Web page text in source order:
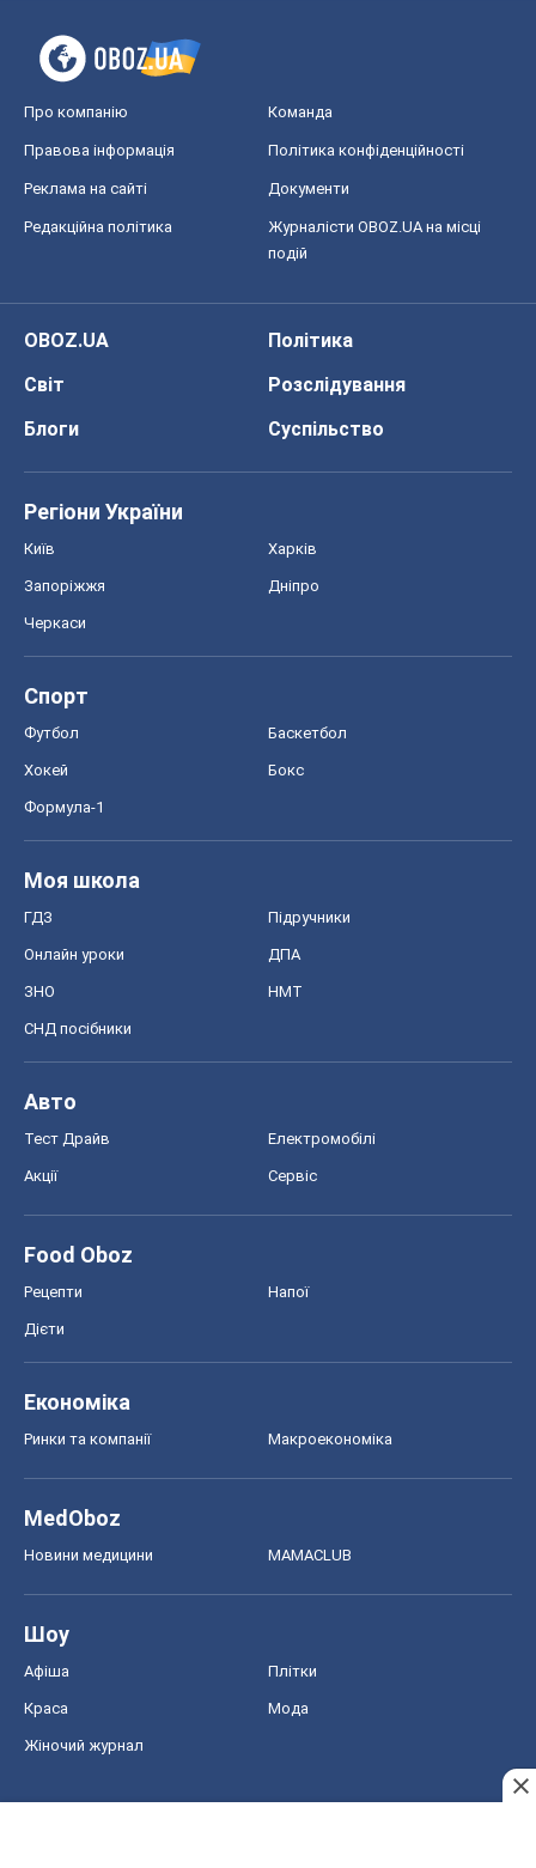
Про компанію Команда
Правова інформація Політика конфіденційності
Реклама на сайті Документи
Редакційна політика
Журналісти OBOZ.UA на місці
подій
OBOZ.UA
Політика
Світ
Розслідування
Блоги
Суспільство
Регіони України
Київ Харків
Запоріжжя Дніпро
Черкаси
Спорт
Футбол Баскетбол
Хокей Бокс
Формула-1
Моя школа
ГДЗ Підручники
Онлайн уроки ДПА
ЗНО НМТ
СНД посібники
Авто
Тест Драйв Електромобілі
Акції Сервіс
Food Oboz
Рецепти Напої
Дієти
Економіка
Ринки та компанії Макроекономіка
MedOboz
Новини медицини MAMACLUB
Шоу
Афіша Плітки
Краса Мода
Жіночий журнал